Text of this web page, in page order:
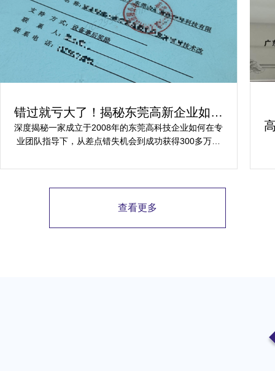
错过就亏大了！揭秘东莞高新企业如何
轻松拿下省级技术改造项目300万补贴
深度揭秘一家成立于2008年的东莞高科技企业如何在专
业团队指导下，从差点错失机会到成功获得300多万元
查看更多